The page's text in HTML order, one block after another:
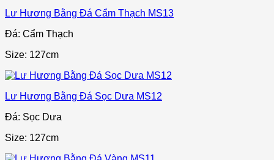
Lư Hương Bằng Đá Cẩm Thạch MS13
Đá: Cẩm Thạch
Size: 127cm
Lư Hương Bằng Đá Sọc Dưa MS12
Đá: Sọc Dưa
Size: 127cm